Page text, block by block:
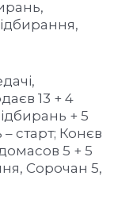
13 + 4
+ 5
старт; Конєв
5 + 5
Сорочан 5,